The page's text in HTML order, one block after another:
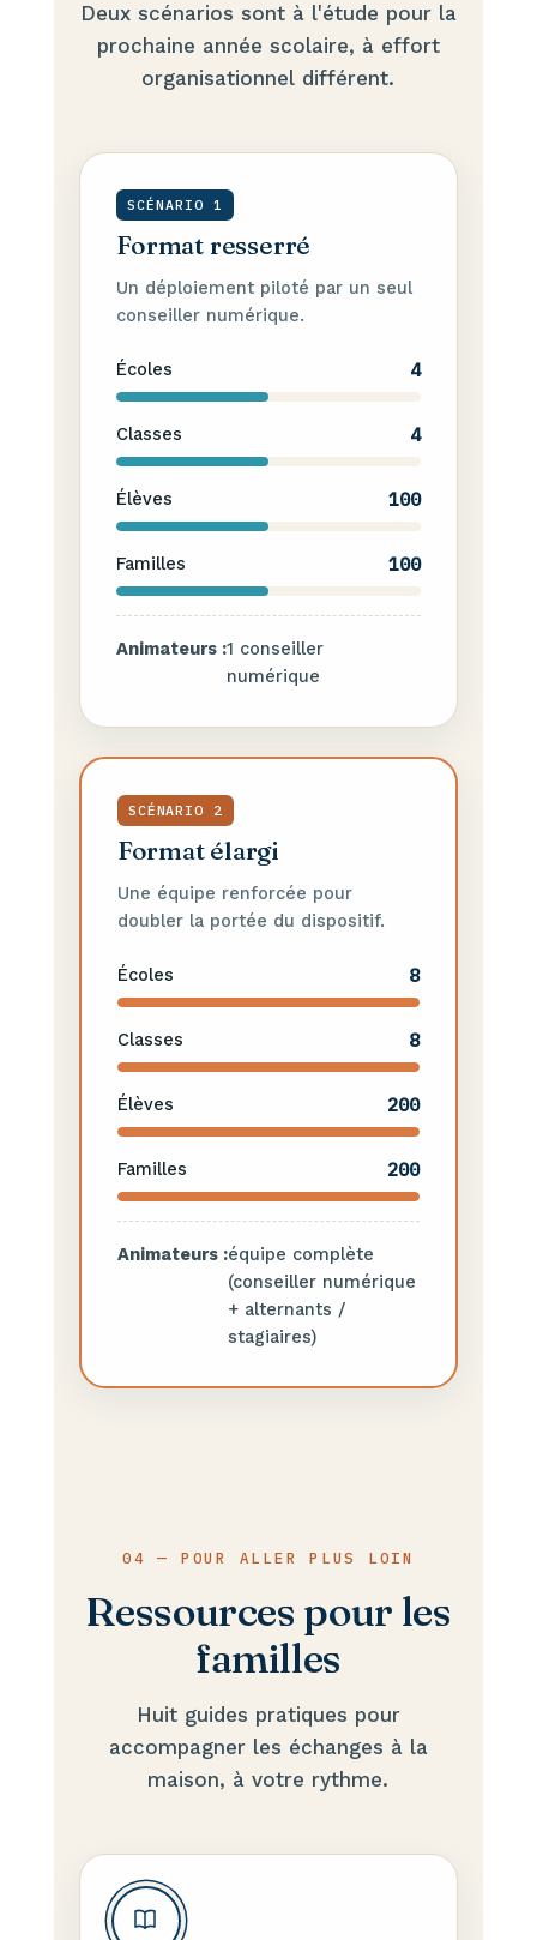
Deux scénarios sont à l'étude pour la
prochaine année scolaire, à effort
organisationnel différent.
SCÉNARIO 1
Format resserré
Un déploiement piloté par un seul
conseiller numérique.
Écoles 4
Classes 4
Élèves 100
Familles 100
Animateurs :1 conseiller
numérique
SCÉNARIO 2
Format élargi
Une équipe renforcée pour
doubler la portée du dispositif.
Écoles 8
Classes 8
Élèves 200
Familles 200
Animateurs :équipe complète
(conseiller numérique
+ alternants /
stagiaires)
04 — POUR ALLER PLUS LOIN
Ressources pour les
familles
Huit guides pratiques pour
accompagner les échanges à la
maison, à votre rythme.